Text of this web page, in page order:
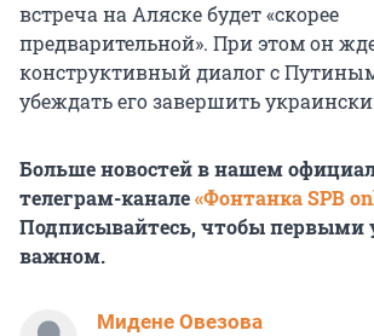
встреча на Аляске будет «скорее
предварительной». При этом он
конструктивный диалог с
убеждать его завершить
Больше новостей в нашем
телеграм-канале«Фонтанка SPB
Подписывайтесь, чтобы первыми
важном.
Мидене Овезова